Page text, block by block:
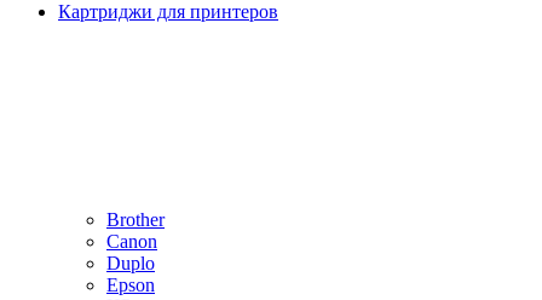
Картриджи для принтеров
Brother
Canon
Duplo
Epson